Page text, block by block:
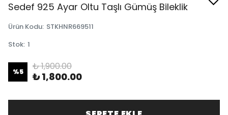
Sedef 925 Ayar Oltu Taşlı Gümüş Bileklik
Ürün Kodu: STKHNR669511
Stok: 1
%5 ₺ 1,900.00
₺ 1,800.00